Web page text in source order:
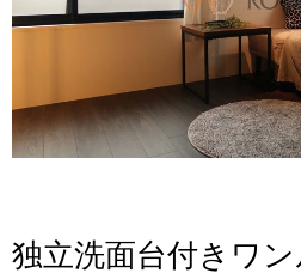
独立洗面台付きワ